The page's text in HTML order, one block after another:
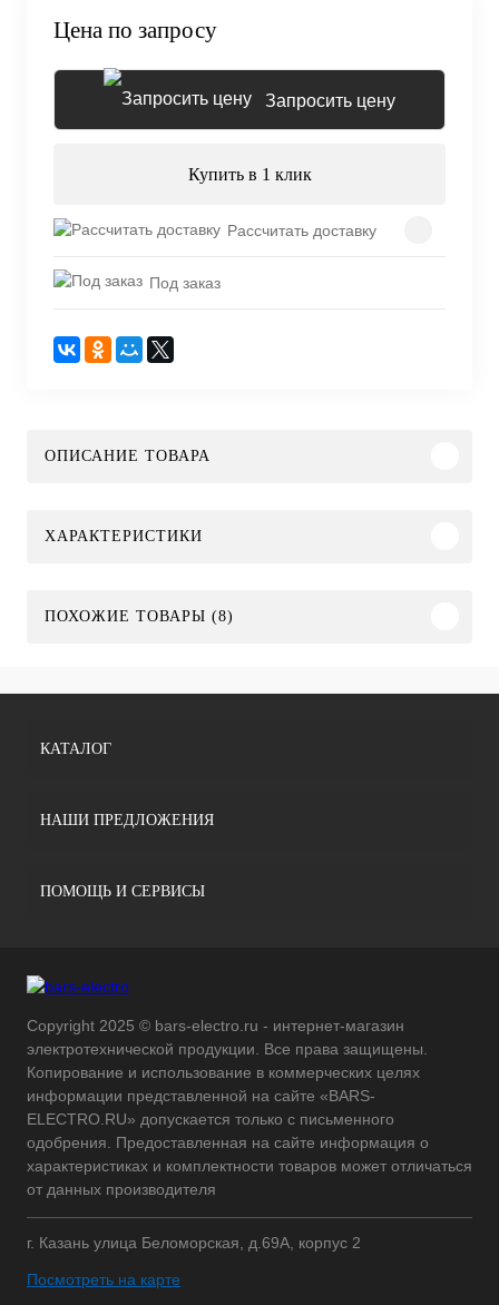
Цена по запросу
Запросить цену
Купить в 1 клик
Рассчитать доставку
Под заказ
ОПИСАНИЕ ТОВАРА
ХАРАКТЕРИСТИКИ
ПОХОЖИЕ ТОВАРЫ (8)
КАТАЛОГ
НАШИ ПРЕДЛОЖЕНИЯ
ПОМОЩЬ И СЕРВИСЫ
Copyright 2025 © bars-electro.ru - интернет-магазин
электротехнической продукции. Все права защищены.
Копирование и использование в коммерческих целях
информации представленной на сайте «BARS-
ELECTRO.RU» допускается только с письменного
одобрения. Предоставленная на сайте информация о
характеристиках и комплектности товаров может отличаться
от данных производителя
г. Казань улица Беломорская, д.69А, корпус 2
Посмотреть на карте